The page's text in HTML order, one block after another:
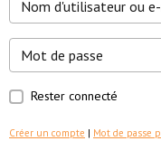
Rester connecté
Créer un compte | Mot de passe